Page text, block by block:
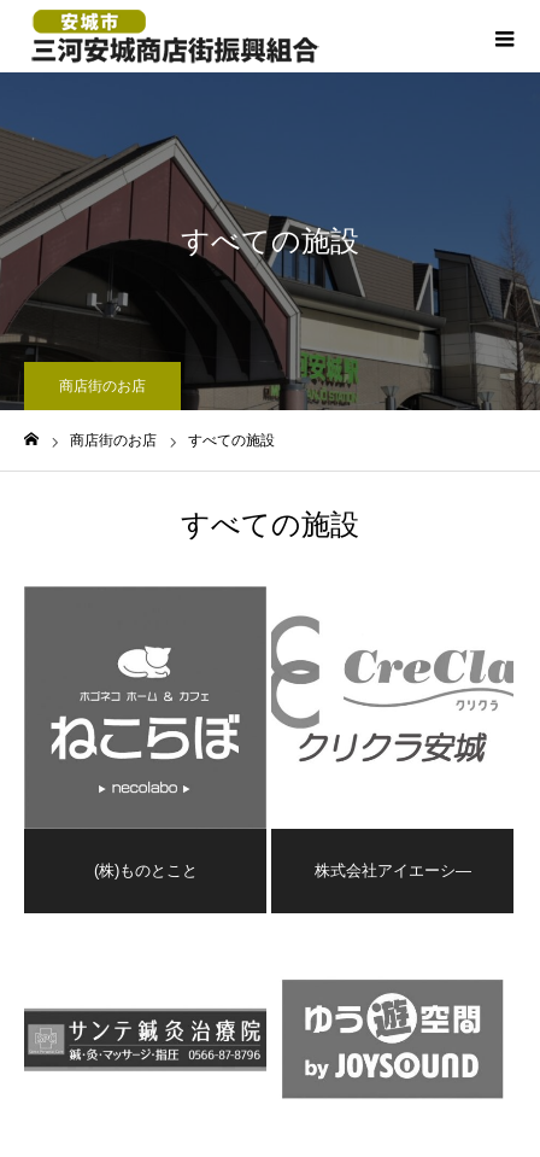
すべての施設
商店街のお店
商店街のお店 すべての施設
すべての施設
(株)ものとこと 株式会社アイエーシ―